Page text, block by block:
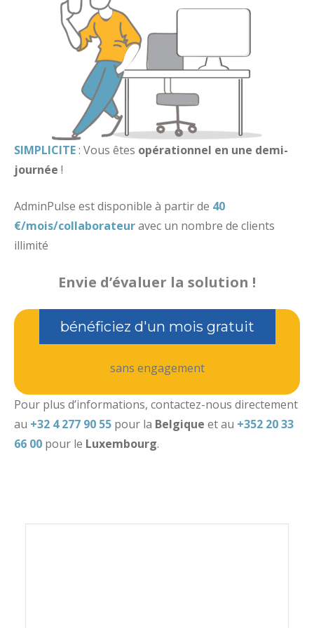
SIMPLICITE: Vous êtes opérationnel en une demi-
journée !
AdminPulse est disponible à partir de 40
€/mois/collaborateuravec un nombre de clients
illimité
Envie d’évaluer la solution !
bénéficiez d'un mois gratuit
sans engagement
Pour plus d’informations, contactez-nous directement
au +32 4 277 90 55 pour la Belgique et au +352 20 33
66 00 pour le Luxembourg.